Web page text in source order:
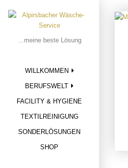
…meine beste Lösung
WILLKOMMEN
BERUFSWELT
FACILITY & HYGIENE
TEXTILREINIGUNG
SONDERLÖSUNGEN
SHOP